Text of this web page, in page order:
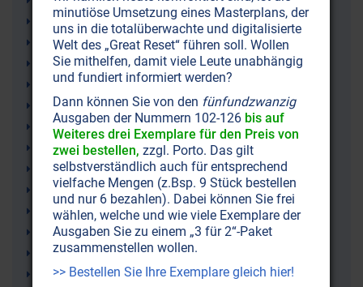
Urknall
Gedankenkraft
Sonnensystem
Sonnenstrahlen
Zentralsonne
Schöpfung
Bewusstsein
Äther
Elektronen
Natur
Geist
Galaxien
Atom
minutiöse Umsetzung eines Masterplans, der
uns in die totalüberwachte und digitalisierte
Welt des „Great Reset“ führen soll. Wollen
Sie mithelfen, damit viele Leute unabhängig
und fundiert informiert werden?
Dann können Sie von den fünfundzwanzig
Ausgaben der Nummern 102-126 bis auf
Weiteres drei Exemplare für den Preis von
zwei bestellen, zzgl. Porto. Das gilt
selbstverständlich auch für entsprechend
vielfache Mengen (z.Bsp. 9 Stück bestellen
und nur 6 bezahlen). Dabei können Sie frei
wählen, welche und wie viele Exemplare der
Ausgaben Sie zu einem „3 für 2“-Paket
zusammenstellen wollen.
>> Bestellen Sie Ihre Exemplare gleich hier!